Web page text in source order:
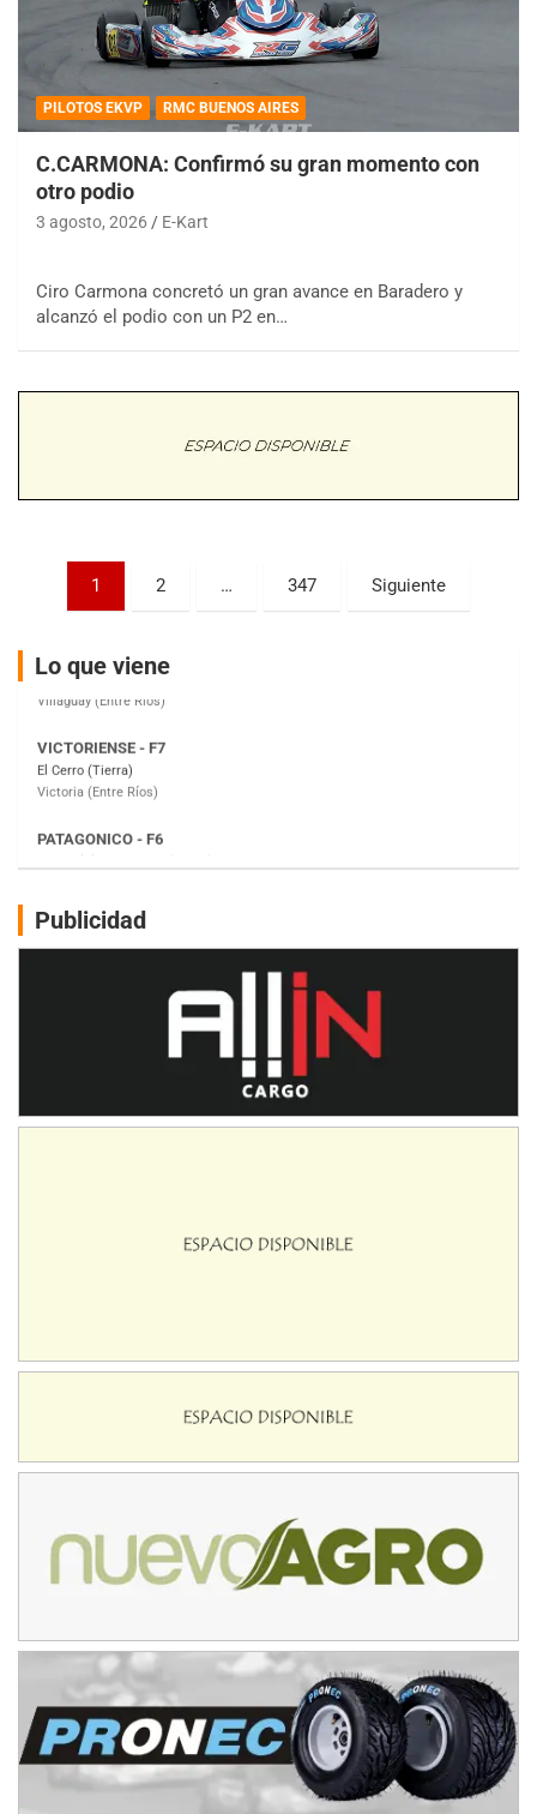
PILOTOS EKVP RMC BUENOS AIRES
C.CARMONA: Confirmó su gran momento con
otro podio
3 agosto, 2026 E-Kart
Ciro Carmona concretó un gran avance en Baradero y
alcanzó el podio con un P2 en…
Paginación
entradas
1 2 … 347 Siguiente
Lo que viene
COBERTURA ESPECIAL DE E-KART.COM.AR
08/09-AGO
Trenque Lauquen (Buenos Aires)
Villaguay (Entre Ríos)
El Cerro (Tierra)
Victoria (Entre Ríos)
Moto Club Reginense (Tierra)
Gral. E. Godoy (Río Negro)
Juventud Unida (Tierra)
NORESTE SANTAFESINO - F6
Ciudad de Avellaneda (Asfalto)
Avellaneda (Santa Fe)
SUR SANTAFESINO - F4
José Samuel Sánchez (Tierra)
Juan Navarro (Asfalto)
IAME SERIES ARGENTINA 6
Ciudad de Trenque Lauquen (Asfalto)
Villaguay (Entre Ríos)
El Cerro (Tierra)
Victoria (Entre Ríos)
Gral. E. Godoy (Río Negro)
CSK - F7
Juventud Unida (Tierra)
Humboldt (Santa Fe)
NORESTE SANTAFESINO - F6
Publicidad